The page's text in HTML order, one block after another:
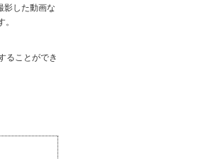
影した動画な
ることができ